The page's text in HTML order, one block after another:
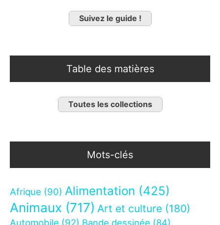
Suivez le guide !
Table des matières
Toutes les collections
Mots-clés
Afrique (90) Alimentation (425)
Animaux (717) Art et culture (180)
Bande dessinée (84)